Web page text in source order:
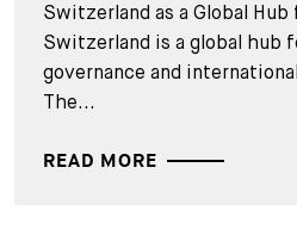
Switzerland as a Global
Switzerland is a global hub
governance and
The...
READ MORE